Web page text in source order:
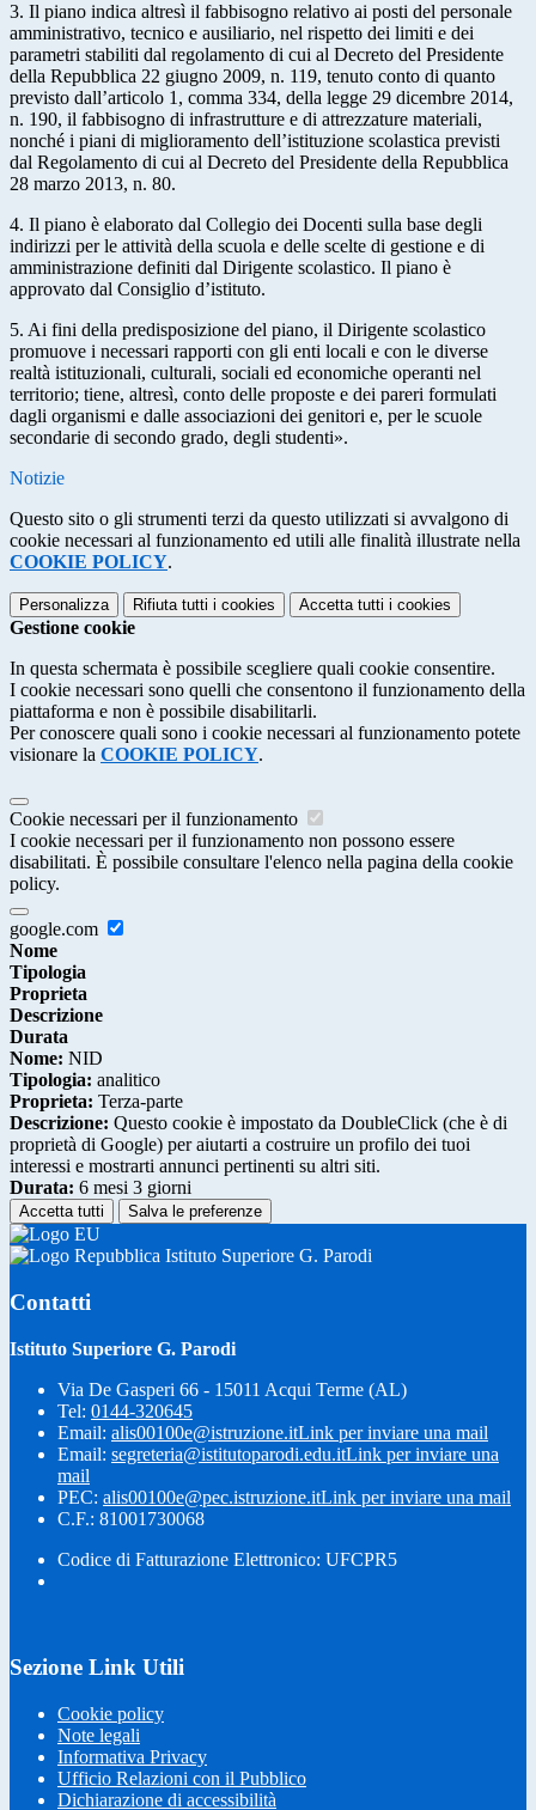
3. Il piano indica altresì il fabbisogno relativo ai posti del personale
amministrativo, tecnico e ausiliario, nel rispetto dei limiti e dei
parametri stabiliti dal regolamento di cui al Decreto del Presidente
della Repubblica 22 giugno 2009, n. 119, tenuto conto di quanto
previsto dall’articolo 1, comma 334, della legge 29 dicembre 2014,
n. 190, il fabbisogno di infrastrutture e di attrezzature materiali,
nonché i piani di miglioramento dell’istituzione scolastica previsti
dal Regolamento di cui al Decreto del Presidente della Repubblica
28 marzo 2013, n. 80.
4. Il piano è elaborato dal Collegio dei Docenti sulla base degli
indirizzi per le attività della scuola e delle scelte di gestione e di
amministrazione definiti dal Dirigente scolastico. Il piano è
approvato dal Consiglio d’istituto.
5. Ai fini della predisposizione del piano, il Dirigente scolastico
promuove i necessari rapporti con gli enti locali e con le diverse
realtà istituzionali, culturali, sociali ed economiche operanti nel
territorio; tiene, altresì, conto delle proposte e dei pareri formulati
dagli organismi e dalle associazioni dei genitori e, per le scuole
secondarie di secondo grado, degli studenti».
Notizie
Questo sito o gli strumenti terzi da questo utilizzati si avvalgono di
cookie necessari al funzionamento ed utili alle finalità illustrate nella
COOKIE POLICY.
Personalizza Rifiuta tutti i cookies Accetta tutti i cookies
Gestione cookie
In questa schermata è possibile scegliere quali cookie consentire.
I cookie necessari sono quelli che consentono il funzionamento della
piattaforma e non è possibile disabilitarli.
Per conoscere quali sono i cookie necessari al funzionamento potete
visionare la COOKIE POLICY.
Cookie necessari per il funzionamento
I cookie necessari per il funzionamento non possono essere
disabilitati. È possibile consultare l'elenco nella pagina della cookie
policy.
google.com
Nome
Tipologia
Proprieta
Descrizione
Durata
Nome: NID
Tipologia: analitico
Proprieta: Terza-parte
Descrizione: Questo cookie è impostato da DoubleClick (che è di
proprietà di Google) per aiutarti a costruire un profilo dei tuoi
interessi e mostrarti annunci pertinenti su altri siti.
Durata: 6 mesi 3 giorni
Accetta tutti Salva le preferenze
Istituto Superiore G. Parodi
Contatti
Istituto Superiore G. Parodi
Via De Gasperi 66 - 15011 Acqui Terme (AL)
Tel: 0144-320645
Email: alis00100e@istruzione.itLink per inviare una mail
Email: segreteria@istitutoparodi.edu.itLink per inviare una
mail
PEC: alis00100e@pec.istruzione.itLink per inviare una mail
C.F.: 81001730068
Codice di Fatturazione Elettronico: UFCPR5
Sezione Link Utili
Cookie policy
Note legali
Informativa Privacy
Ufficio Relazioni con il Pubblico
Dichiarazione di accessibilità